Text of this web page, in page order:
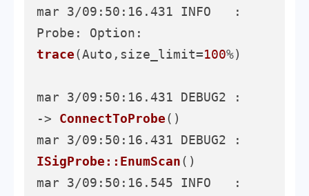
mar 3/09:50:16.431 INFO   :
trace(Auto,size_limit=100%)
mar 3/09:50:16.431 DEBUG2 :
-> ConnectToProbe()
ISigProbe::EnumScan()
mar 3/09:50:16.545 INFO   :